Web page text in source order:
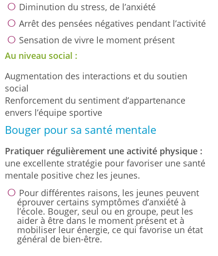
Diminution du stress, de l’anxiété
Arrêt des pensées négatives pendant l’activité
Sensation de vivre le moment présent
Au niveau social :
Augmentation des interactions et du soutien
social
Renforcement du sentiment d’appartenance
envers l’équipe sportive
Bouger pour sa santé mentale
Pratiquer régulièrement une activité physique :
une excellente stratégie pour favoriser une santé
mentale positive chez les jeunes.
Pour différentes raisons, les jeunes peuvent
éprouver certains symptômes d’anxiété à
l’école. Bouger, seul ou en groupe, peut les
aider à être dans le moment présent et à
mobiliser leur énergie, ce qui favorise un état
général de bien-être.